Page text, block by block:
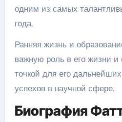
одним из самых
года.
Ранняя жизнь и
важную роль в его жизни и
точкой для его
успехов в научной сфере.
Биография